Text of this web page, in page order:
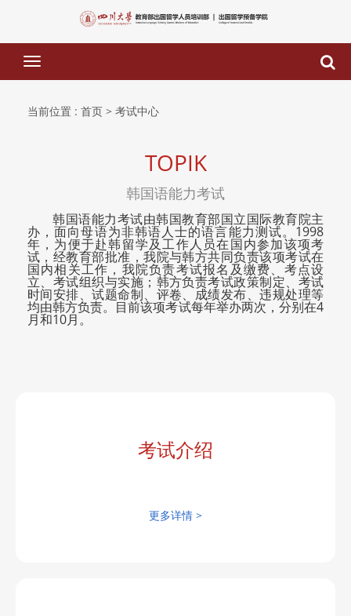
下
拉
单
当前位置 : 首页 > 考试中心
TOPIK
韩国语能力考试
韩国语能力考试由韩国教育部国立国际教育院主
办，面向母语为非韩语人士的语言能力测试。1998
年，为便于赴韩留学及工作人员在国内参加该项考
试，经教育部批准，我院与韩方共同负责该项考试在
国内相关工作，我院负责考试报名及缴费、考点设
立、考试组织与实施；韩方负责考试政策制定、考试
时间安排、试题命制、评卷、成绩发布、违规处理等
均由韩方负责。目前该项考试每年举办两次，分别在4
月和10月。
考试介绍
更多详情 >